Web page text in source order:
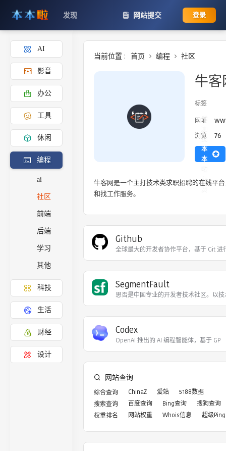
发现 网站提交 登录
AI
影音
办公
工具
休闲
编程
ai
社区
前端
后端
学习
其他
科技
生活
财经
设计
当前位置 : 首页 编程 社区
牛客
标签
网址
浏览 76
添
到
本
本
主
牛客网是一个主打技术类求职招聘的在线平
和找工作服务。
Github
全球最大的开发者协作平台，基于 Git 进
SegmentFault
思否是中国专业的开发者技术社区。以
Codex
OpenAI 推出的 AI 编程智能体，基于 GP
网站查询
综合查询 ChinaZ 爱站
5188数据
搜索查询
百度查询 Bing查询
搜狗查询
权重排名
网站权重 Whois信息 超级Ping